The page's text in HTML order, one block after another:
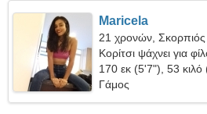
Maricela
21 χρονών, Σκορπιός
Κορίτσι ψάχνει για
170 εκ (5'7"), 53 κιλό
Γάμος